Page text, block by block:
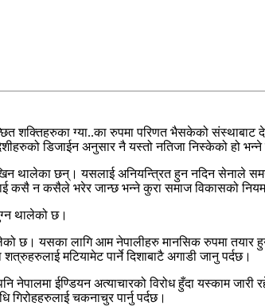
ग्या..का रुपमा परिणत भैसकेको संस्थाबाट
डिजाईन अनुसार नै यस्तो नतिजा निस्केको हो भन्ने
थालेका छन्। यसलाई अनियन्त्रित हुन नदिन सेनाले
कसै न कसैले भरेर जान्छ भन्ने कुरा समाज विकासको नियम
थालेको छ।
छ। यसका लागि आम नेपालीहरु मानसिक रुपमा तयार
मटियामेट पार्ने दिशाबाटै अगाडी जानु पर्दछ।
ईण्डियन अत्याचारको विरोध हुँदा यस्काम
चकनाचुर पार्नु पर्दछ।